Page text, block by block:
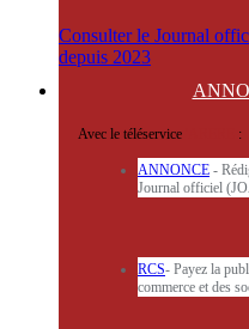
Consulter le Journal
depuis 2023
Avec le téléservice :
ANNONCE -
Journal officiel
RCS- Payez la
commerce et des